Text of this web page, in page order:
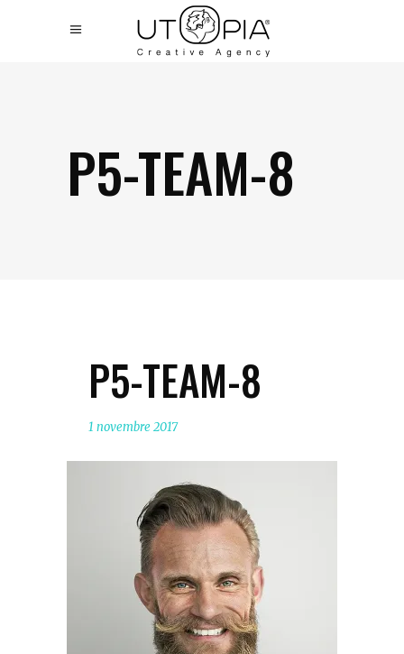
P5-TEAM-8
P5-TEAM-8
1 novembre 2017